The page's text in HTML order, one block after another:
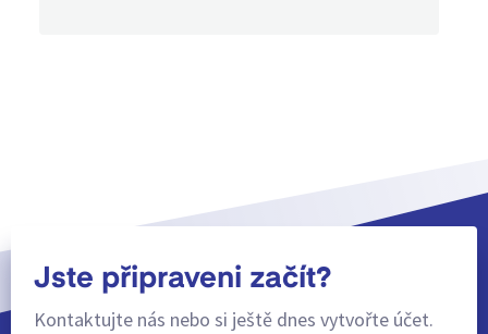
Jste připraveni začít?
Kontaktujte nás nebo si ještě dnes vytvořte účet.